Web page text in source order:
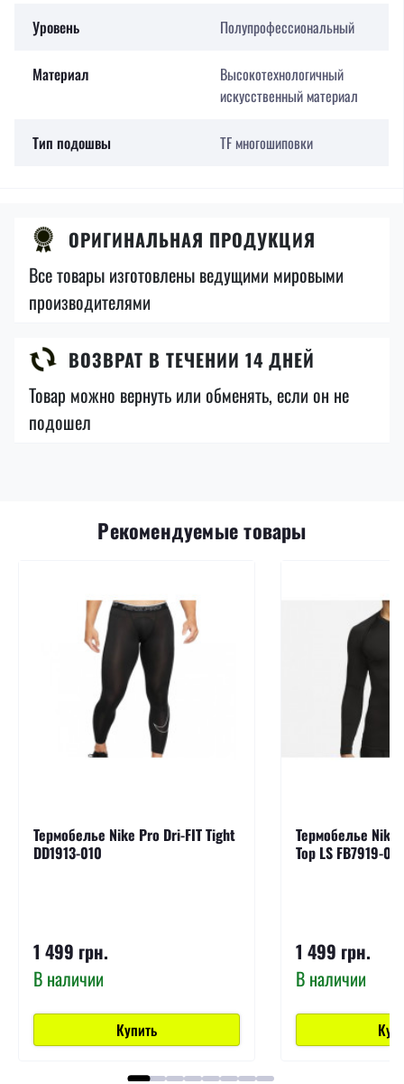
Уровень Полупрофессиональный
Материал
Высокотехнологичный
искусственный материал
Тип подошвы TF многошиповки
ОРИГИНАЛЬНАЯ ПРОДУКЦИЯ
Все товары изготовлены ведущими мировыми
производителями
ВОЗВРАТ В ТЕЧЕНИИ 14 ДНЕЙ
Товар можно вернуть или обменять, если он не
подошел
Рекомендуемые товары
Термобелье Nike Pro Dri-FIT Tight
DD1913-010
1 499 грн.
В наличии
Купить
Термобелье Nike
Top LS FB7919-010
1 499 грн.
В наличии